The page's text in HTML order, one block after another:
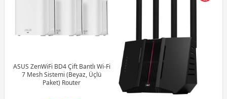
ASUS ZenWiFi BD4 Çift Bantlı Wi-Fi
7 Mesh Sistemi (Beyaz, Üçlü
Paket) Router